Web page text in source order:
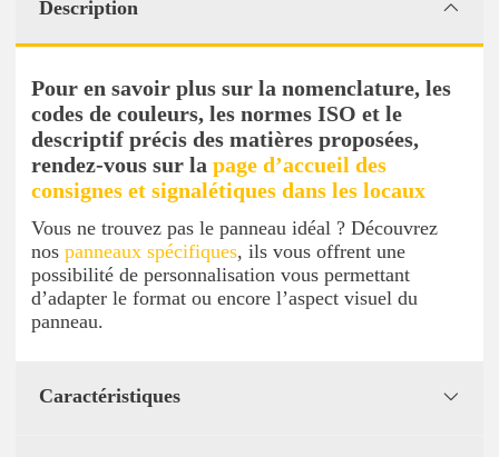
Description
Pour en savoir plus sur la nomenclature, les
codes de couleurs, les normes ISO et le
descriptif précis des matières proposées,
rendez-vous sur la page d’accueil des
consignes et signalétiques dans les locaux
Vous ne trouvez pas le panneau idéal ? Découvrez
nos panneaux spécifiques, ils vous offrent une
possibilité de personnalisation vous permettant
d’adapter le format ou encore l’aspect visuel du
panneau.
Caractéristiques